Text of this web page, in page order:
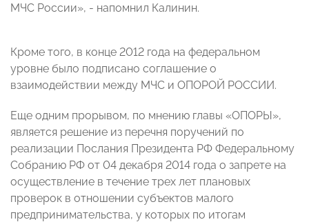
МЧС России», - напомнил Калинин.
Кроме того, в конце 2012 года на федеральном
уровне было подписано соглашение о
взаимодействии между МЧС и ОПОРОЙ РОССИИ.
Еще одним прорывом, по мнению главы «ОПОРЫ»,
является решение из перечня поручений по
реализации Послания Президента РФ Федеральному
Собранию РФ от 04 декабря 2014 года о запрете на
осуществление в течение трех лет плановых
проверок в отношении субъектов малого
предпринимательства, у которых по итогам